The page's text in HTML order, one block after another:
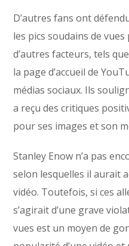
D’autres fans ont
les pics soudains de
d’autres facteurs, tels
la page d’accueil de
médias sociaux. Ils
a reçu des critiques
pour ses images et son
Stanley Enow n’a pas
selon lesquelles il aurait
vidéo. Toutefois, si ces
s’agirait d’une grave
vues est un moyen de